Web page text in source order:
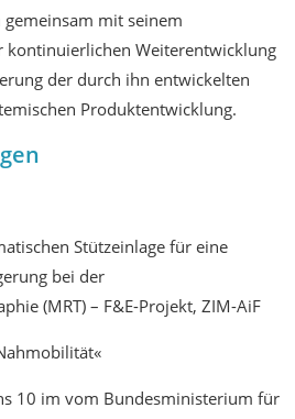
mit seinem
kontinuierlichen Weiterentwicklung
der durch ihn entwickelten
Produktentwicklung.
Stützeinlage für eine
bei der
(MRT) – F&E-Projekt, ZIM-AiF
10 im vom Bundesministerium für